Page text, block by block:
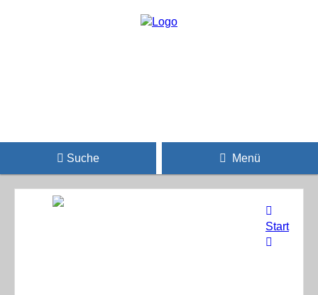
Suche Menü
Start